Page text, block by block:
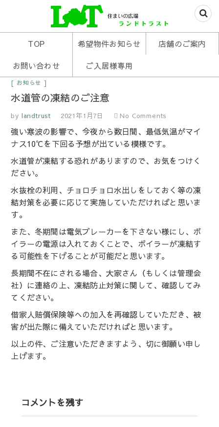
住まいの広場ランド
トラスト
米沢の不動産はお任せあれ
TOP 希望物件お知らせ 店舗のご案内
お問い合わせ ご入居様専用
お知らせ
水道管の凍結のご注意
by landtrust 2021年1月7日 No Comments
強い寒波の影響で、今夜から数日間、最低気温がマイ
ナス10℃を下回る予想が出ている模様です。
水道管が凍結する恐れがありますので、お気をつけく
ださい。
水抜栓の利用、チョロチョロ水出しをしておく等の凍
結対策を必要に応じて実施していただければと思いま
す。
また、冬期間は電気ブレーカーを下さない様にし、ボ
イラーの電源は入れておくことで、ボイラーが凍結す
る可能性を下げることが可能だと思います。
長期間不在にされる場合、大家さん（もしくは管理会
社）に連絡の上、凍結防止対策に関して、確認してみ
てください。
借家人賠償保険等への加入を再確認していただき、被
害が出た際に備えていただければと思います。
以上の件、ご注意いただきますよう、切に御願い申し
上げます。
コメントを残す